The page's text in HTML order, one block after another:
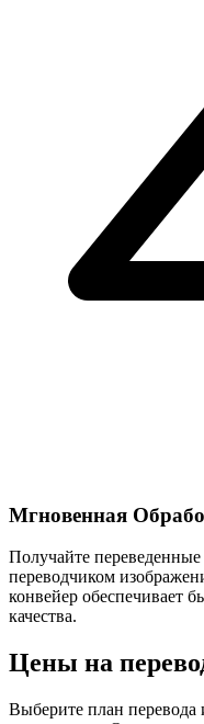
Мгновенная
Получайте
переводчиком
конвейер обеспечивает
качества.
Цены на
Выберите план перевода